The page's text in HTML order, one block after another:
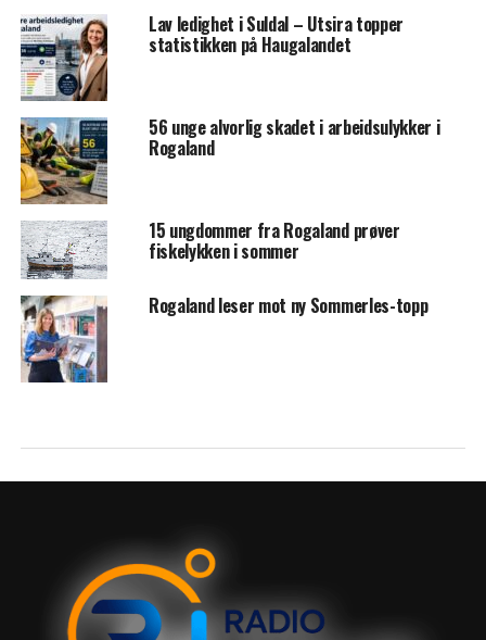
Lav ledighet i Suldal – Utsira topper
statistikken på Haugalandet
56 unge alvorlig skadet i arbeidsulykker i
Rogaland
15 ungdommer fra Rogaland prøver
fiskelykken i sommer
Rogaland leser mot ny Sommerles-topp